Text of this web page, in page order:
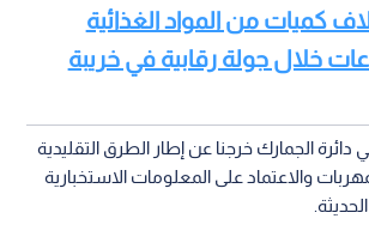
كميات من المواد الغذائية
خلال جولة رقابية في خريبة
دائرة الجمارك خرجنا عن إطار الطرق التقليدية
والاعتماد على المعلومات الاستخبارية